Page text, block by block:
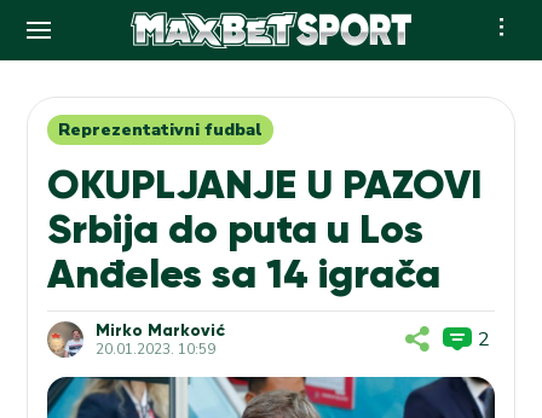
contentReprezentativni fudbal
OKUPLJANJE U PAZOVI
Srbija do puta u Los
Anđeles sa 14 igrača
Mirko Marković
20.01.2023. 10:59 2